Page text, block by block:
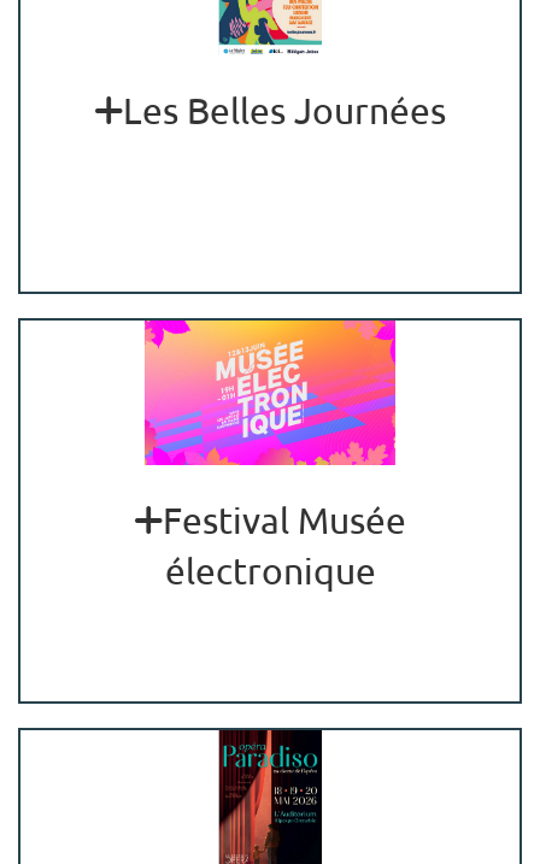
Les Belles Journées
Festival Musée
électronique